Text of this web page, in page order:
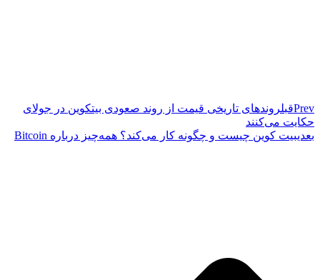
Prevقبلروندهای تاریخی قیمت از روند صعودی بیتکوین در جولای
حکایت می‌کنند
بعدیبیت کوین چیست و چگونه کار می‌کند؟ همه‌چیز درباره Bitcoin